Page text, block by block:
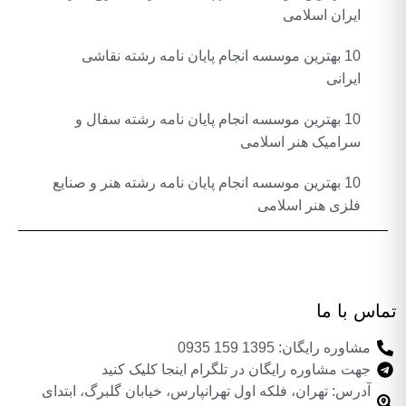
ایران اسلامی
10 بهترین موسسه انجام پایان نامه رشته نقاشی
ایرانی
10 بهترین موسسه انجام پایان نامه رشته سفال و
سرامیک هنر اسلامی
10 بهترین موسسه انجام پایان نامه رشته هنر و صنایع
فلزی هنر اسلامی
تماس با ما
مشاوره رایگان: 1395 159 0935
جهت مشاوره رایگان در تلگرام اینجا کلیک کنید
آدرس: تهران، فلکه اول تهرانپارس، خیابان گلبرگ، ابتدای